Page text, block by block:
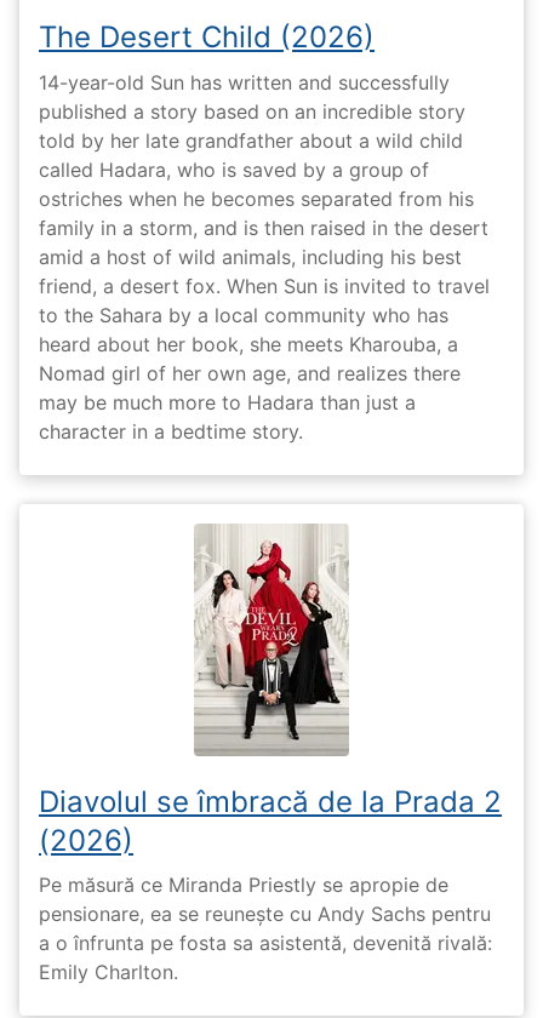
The Desert Child (2026)
14-year-old Sun has written and successfully
published a story based on an incredible story
told by her late grandfather about a wild child
called Hadara, who is saved by a group of
ostriches when he becomes separated from his
family in a storm, and is then raised in the desert
amid a host of wild animals, including his best
friend, a desert fox. When Sun is invited to travel
to the Sahara by a local community who has
heard about her book, she meets Kharouba, a
Nomad girl of her own age, and realizes there
may be much more to Hadara than just a
character in a bedtime story.
Diavolul se îmbracă de la Prada 2
(2026)
Pe măsură ce Miranda Priestly se apropie de
pensionare, ea se reunește cu Andy Sachs pentru
a o înfrunta pe fosta sa asistentă, devenită rivală:
Emily Charlton.